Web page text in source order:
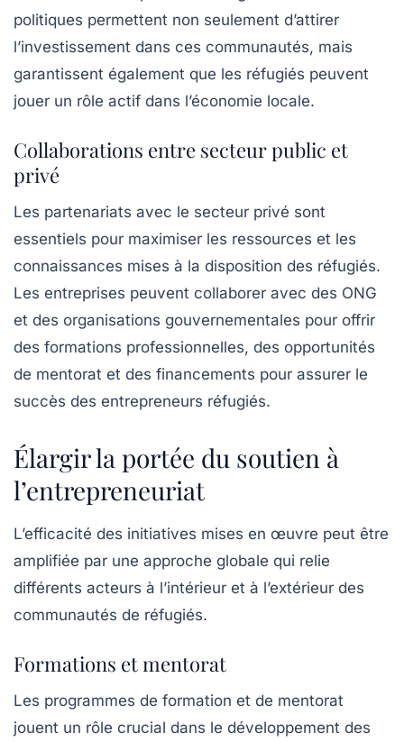
politiques permettent non seulement d’attirer
l’investissement dans ces communautés, mais
garantissent également que les réfugiés peuvent
jouer un rôle actif dans l’économie locale.
Collaborations entre secteur public et
privé
Les partenariats avec le secteur privé sont
essentiels pour maximiser les ressources et les
connaissances mises à la disposition des réfugiés.
Les entreprises peuvent collaborer avec des ONG
et des organisations gouvernementales pour offrir
des formations professionnelles, des opportunités
de mentorat et des financements pour assurer le
succès des entrepreneurs réfugiés.
Élargir la portée du soutien à
l’entrepreneuriat
L’efficacité des initiatives mises en œuvre peut être
amplifiée par une approche globale qui relie
différents acteurs à l’intérieur et à l’extérieur des
communautés de réfugiés.
Formations et mentorat
Les programmes de formation et de mentorat
jouent un rôle crucial dans le développement des